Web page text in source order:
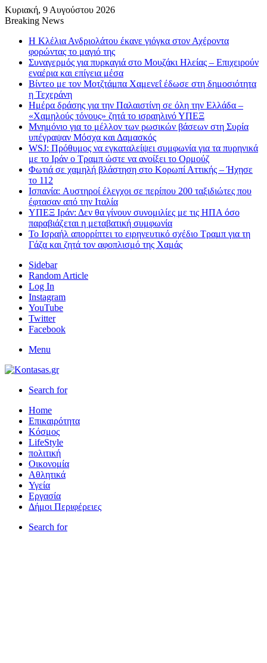
Κυριακή, 9 Αυγούστου 2026
Breaking News
Η Κλέλια Ανδριολάτου έκανε γιόγκα στον Αχέροντα
φορώντας το μαγιό της
Συναγερμός για πυρκαγιά στο Μουζάκι Ηλείας – Επιχειρούν
εναέρια και επίγεια μέσα
Βίντεο με τον Μοτζτάμπα Χαμενεΐ έδωσε στη δημοσιότητα
η Τεχεράνη
Ημέρα δράσης για την Παλαιστίνη σε όλη την Ελλάδα –
«Χαμηλούς τόνους» ζητά το ισραηλινό ΥΠΕΞ
Μνημόνιο για το μέλλον των ρωσικών βάσεων στη Συρία
υπέγραψαν Μόσχα και Δαμασκός
WSJ: Πρόθυμος να εγκαταλείψει συμφωνία για τα πυρηνικά
με το Ιράν ο Τραμπ ώστε να ανοίξει το Ορμούζ
Φωτιά σε χαμηλή βλάστηση στο Κορωπί Αττικής – Ήχησε
το 112
Ισπανία: Aυστηροί έλεγχοι σε περίπου 200 ταξιδιώτες που
έφτασαν από την Ιταλία
ΥΠΕΞ Ιράν: Δεν θα γίνουν συνομιλίες με τις ΗΠΑ όσο
παραβιάζεται η μεταβατική συμφωνία
Το Ισραήλ απορρίπτει το ειρηνευτικό σχέδιο Τραμπ για τη
Γάζα και ζητά τον αφοπλισμό της Χαμάς
Sidebar
Random Article
Log In
Instagram
YouTube
Twitter
Facebook
Menu
Search for
Home
Επικαιρότητα
Κόσμος
LifeStyle
πολιτική
Οικονομία
Αθλητικά
Υγεία
Εργασία
Δήμοι Περιφέρειες
Search for